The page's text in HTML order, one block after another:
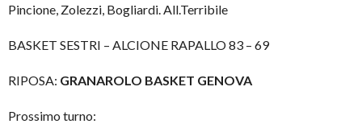
Pincione, Zolezzi, Bogliardi. All.Terribile
BASKET SESTRI – ALCIONE RAPALLO 83 – 69
RIPOSA: GRANAROLO BASKET GENOVA
Prossimo turno: